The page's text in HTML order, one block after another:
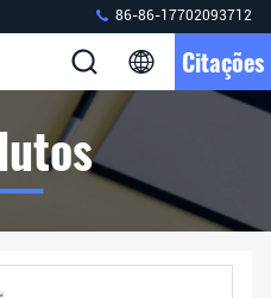
86-86-17702093712
Citações